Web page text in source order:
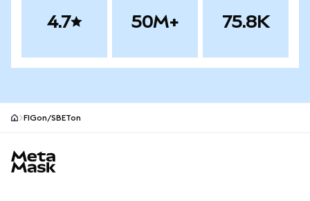
4.7 50M+ 75.8K
FIGon/SBETon